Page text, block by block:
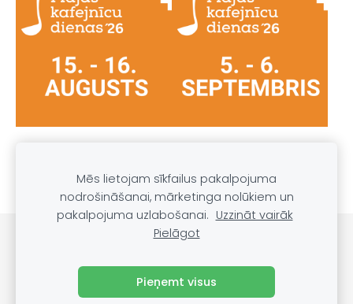
DARĪT UN REDZĒT
Mēs lietojam sīkfailus pakalpojuma
nodrošināšanai, mārketinga nolūkiem un
pakalpojuma uzlabošanai. Uzzināt vairāk
Pielāgot
Pieņemt visus